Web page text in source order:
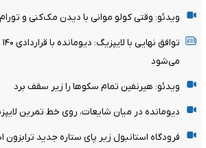
ویدئو: وقتی کولو موانی با دیدن مک‌کنی و
می‌شود
ویدئو: هیرنفین تمام سکوها را زیر سقف برد
دیومانده در میان شایعات، روی خط تمرین
فرودگاه استانبول زیر پای ستاره جدید